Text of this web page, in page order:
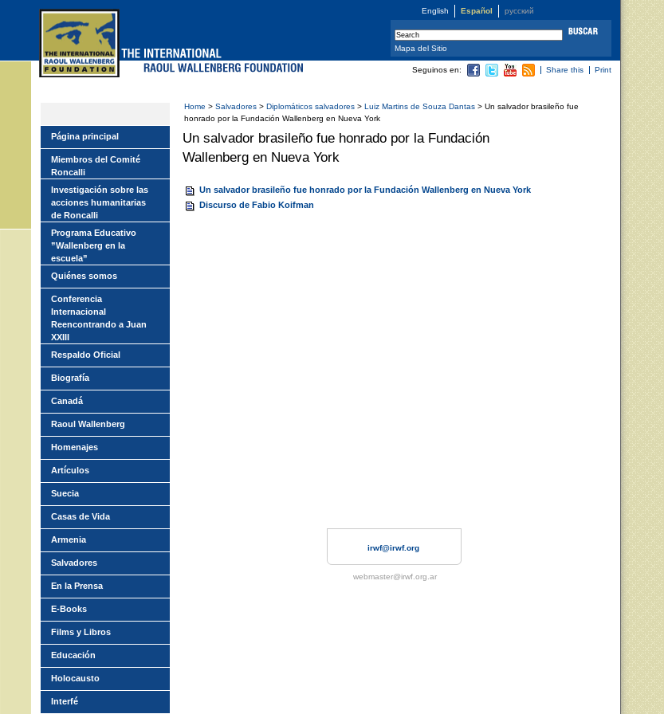
English Español русский
Home > Salvadores > Diplomáticos salvadores > Luiz Martins de Souza Dantas > Un salvador brasileño fue
honrado por la Fundación Wallenberg en Nueva York
Un salvador brasileño fue honrado por la Fundación
Wallenberg en Nueva York
Un salvador brasileño fue honrado por la Fundación Wallenberg en Nueva York
Discurso de Fabio Koifman
Seguinos en: Share this Print
Página principal
Miembros del Comité
Roncalli
Investigación sobre las
acciones humanitarias
de Roncalli
Programa Educativo
”Wallenberg en la
escuela”
Quiénes somos
Conferencia
Internacional
Reencontrando a Juan
XXIII
Respaldo Oficial
Biografía
Canadá
Raoul Wallenberg
Homenajes
Artículos
Suecia
Casas de Vida
Armenia
Salvadores
En la Prensa
E-Books
Films y Libros
Educación
Holocausto
Interfé
Mapa del Sitio
irwf@irwf.org
webmaster@irwf.org.ar